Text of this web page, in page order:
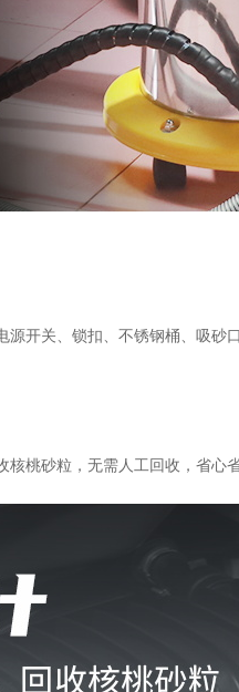
开关、锁扣、不锈钢桶、吸
桃砂粒，无需人工回收，省心省